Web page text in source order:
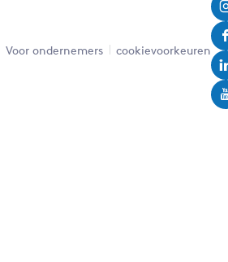
Voor ondernemers cookievoorkeuren